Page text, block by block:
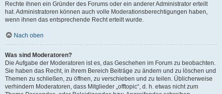
Rechte ihnen ein Gründer des Forums oder ein anderer Administrator erteilt
hat. Administratoren können auch volle Moderationsberechtigungen haben,
wenn ihnen das entsprechende Recht erteilt wurde.
Nach oben
Was sind Moderatoren?
Die Aufgabe der Moderatoren ist es, das Geschehen im Forum zu beobachten.
Sie haben das Recht, in ihrem Bereich Beiträge zu ändern und zu löschen und
Themen zu schließen, zu öffnen, zu verschieben und zu teilen. Üblicherweise
verhindern Moderatoren, dass Mitglieder „offtopic“, d. h. etwas nicht zum